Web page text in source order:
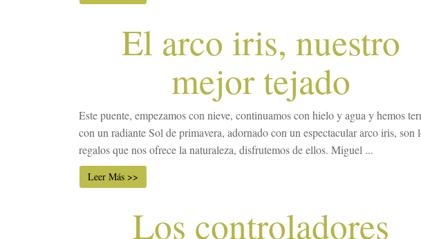
El arco iris, nuestro
mejor tejado
Este puente, empezamos con nieve, continuamos con hielo y agua y hemos
con un radiante Sol de primavera, adornado con un espectacular arco iris, son
regalos que nos ofrece la naturaleza, disfrutemos de ellos. Miguel ...
Leer Más >>
Los controladores